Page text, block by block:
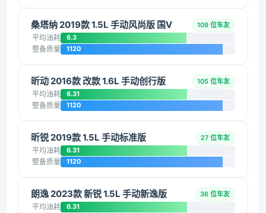
桑塔纳 2019款 1.5L 手动风尚版 国V 109 位车友
平均油耗 6.3
整备质量 1120
昕动 2016款 改款 1.6L 手动创行版 105 位车友
平均油耗 6.31
整备质量 1120
昕锐 2019款 1.5L 手动标准版 27 位车友
平均油耗 6.31
整备质量 1120
朗逸 2023款 新锐 1.5L 手动新逸版 36 位车友
平均油耗 6.31